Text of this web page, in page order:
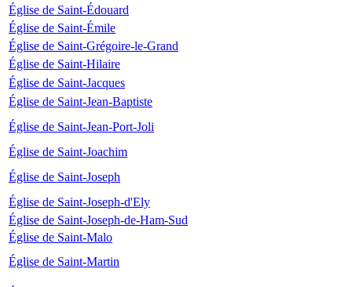
Église de Saint-Édouard
Église de Saint-Émile
Église de Saint-Grégoire-le-Grand
Église de Saint-Hilaire
Église de Saint-Jacques
Église de Saint-Jean-Baptiste
Église de Saint-Jean-Port-Joli
Église de Saint-Joachim
Église de Saint-Joseph
Église de Saint-Joseph-d'Ely
Église de Saint-Joseph-de-Ham-Sud
Église de Saint-Malo
Église de Saint-Martin